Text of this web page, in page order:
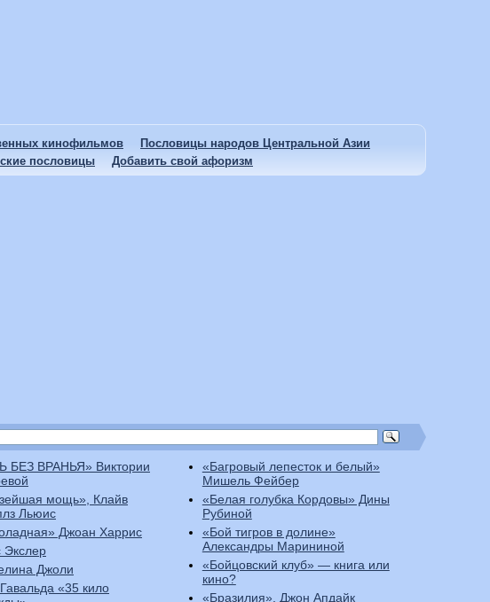
кинофильмов
Пословицы народов Центральной Азии
пословицы Добавить свой афоризм
БЕЗ ВРАНЬЯ» Виктории
мощь», Клайв
Льюис
Джоан Харрис
Экслер
Джоли
«35 кило
«Багровый лепесток и белый»
Мишель Фейбер
«Белая голубка Кордовы» Дины
Рубиной
«Бой тигров в долине»
Александры Марининой
«Бойцовский клуб» — книга или
кино?
«Бразилия», Джон Апдайк